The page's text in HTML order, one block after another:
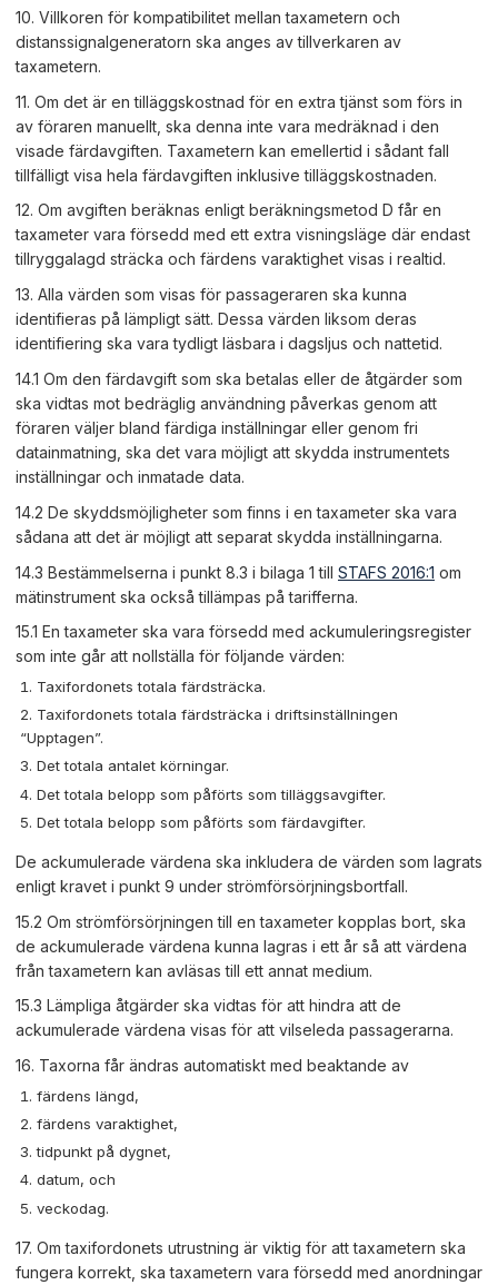
10. Villkoren för kompatibilitet mellan taxametern och
distanssignalgeneratorn ska anges av tillverkaren av
taxametern.
11. Om det är en tilläggskostnad för en extra tjänst som förs in
av föraren manuellt, ska denna inte vara medräknad i den
visade färdavgiften. Taxametern kan emellertid i sådant fall
tillfälligt visa hela färdavgiften inklusive tilläggskostnaden.
12. Om avgiften beräknas enligt beräkningsmetod D får en
taxameter vara försedd med ett extra visningsläge där endast
tillryggalagd sträcka och färdens varaktighet visas i realtid.
13. Alla värden som visas för passageraren ska kunna
identifieras på lämpligt sätt. Dessa värden liksom deras
identifiering ska vara tydligt läsbara i dagsljus och nattetid.
14.1 Om den färdavgift som ska betalas eller de åtgärder som
ska vidtas mot bedräglig användning påverkas genom att
föraren väljer bland färdiga inställningar eller genom fri
datainmatning, ska det vara möjligt att skydda instrumentets
inställningar och inmatade data.
14.2 De skyddsmöjligheter som finns i en taxameter ska vara
sådana att det är möjligt att separat skydda inställningarna.
14.3 Bestämmelserna i punkt 8.3 i bilaga 1 till STAFS 2016:1 om
mätinstrument ska också tillämpas på tarifferna.
15.1 En taxameter ska vara försedd med ackumuleringsregister
som inte går att nollställa för följande värden:
Taxifordonets totala färdsträcka.
Taxifordonets totala färdsträcka i driftsinställningen
“Upptagen”.
Det totala antalet körningar.
Det totala belopp som påförts som tilläggsavgifter.
Det totala belopp som påförts som färdavgifter.
De ackumulerade värdena ska inkludera de värden som lagrats
enligt kravet i punkt 9 under strömförsörjningsbortfall.
15.2 Om strömförsörjningen till en taxameter kopplas bort, ska
de ackumulerade värdena kunna lagras i ett år så att värdena
från taxametern kan avläsas till ett annat medium.
15.3 Lämpliga åtgärder ska vidtas för att hindra att de
ackumulerade värdena visas för att vilseleda passagerarna.
16. Taxorna får ändras automatiskt med beaktande av
färdens längd,
färdens varaktighet,
tidpunkt på dygnet,
datum, och
veckodag.
17. Om taxifordonets utrustning är viktig för att taxametern ska
fungera korrekt, ska taxametern vara försedd med anordningar